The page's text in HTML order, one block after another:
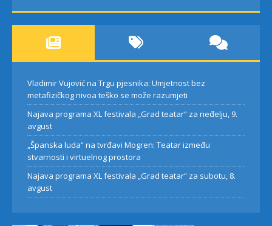
Vladimir Vujović na Trgu pjesnika: Umjetnost bez
metafizičkog nivoa teško se može razumjeti
Najava programa XL festivala „Grad teatar“ za neđelju, 9.
avgust
„Španska luda“ na tvrđavi Mogren: Teatar između
stvarnosti i virtuelnog prostora
Najava programa XL festivala „Grad teatar“ za subotu, 8.
avgust